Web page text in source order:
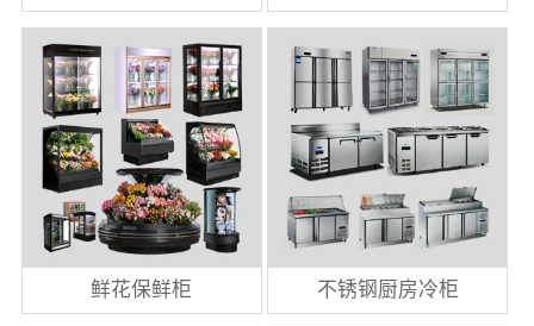
鲜花保鲜柜 不锈钢厨房冷柜